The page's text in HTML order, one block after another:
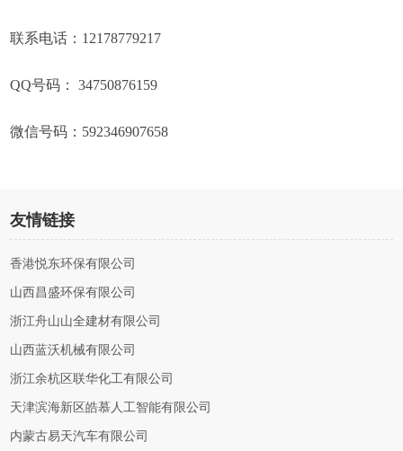
联系电话：12178779217
QQ号码： 34750876159
微信号码：592346907658
友情链接
香港悦东环保有限公司
山西昌盛环保有限公司
浙江舟山山全建材有限公司
山西蓝沃机械有限公司
浙江余杭区联华化工有限公司
天津滨海新区皓慕人工智能有限公司
内蒙古易天汽车有限公司